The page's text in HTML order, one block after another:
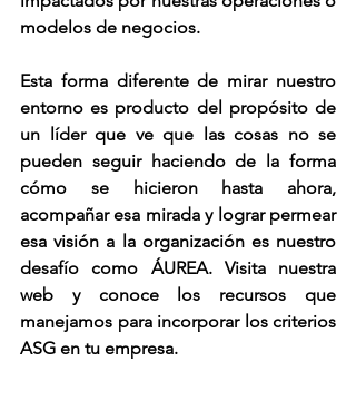
modelos de negocios.
Esta forma diferente de mirar nuestro
entorno es producto del propósito de
un líder que ve que las cosas no se
pueden seguir haciendo de la forma
cómo se hicieron hasta ahora,
acompañar esa mirada y lograr permear
esa visión a la organización es nuestro
desafío como ÁUREA. Visita nuestra
web y conoce los recursos que
manejamos para incorporar los criterios
ASG en tu empresa.